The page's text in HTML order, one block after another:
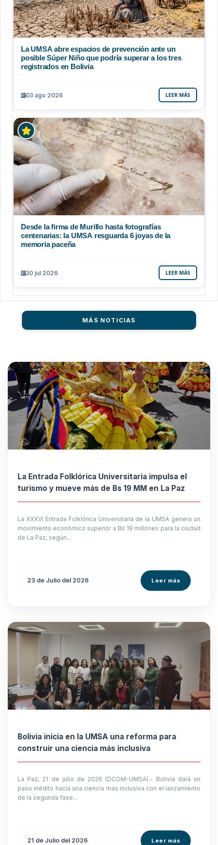
La UMSA abre espacios de prevención ante un
posible Súper Niño que podría superar a los tres
registrados en Bolivia
03 ago 2026 LEER MÁS
Desde la firma de Murillo hasta fotografías
centenarias: la UMSA resguarda 6 joyas de la
memoria paceña
30 jul 2026 LEER MÁS
MÁS NOTICIAS
La Entrada Folklórica Universitaria impulsa el
turismo y mueve más de Bs 19 MM en La Paz
La XXXVI Entrada Folklórica Universitaria de la UMSA genera un
movimiento económico superior a Bs 19 millones para la ciudad
de La Paz, según...
23 de Julio del 2026 Leer más
Bolivia inicia en la UMSA una reforma para
construir una ciencia más inclusiva
La Paz, 21 de julio de 2026 (DCOM-UMSA).- Bolivia dará un
paso inédito hacia una ciencia más inclusiva con el lanzamiento
de la segunda fase...
21 de Julio del 2026 Leer más